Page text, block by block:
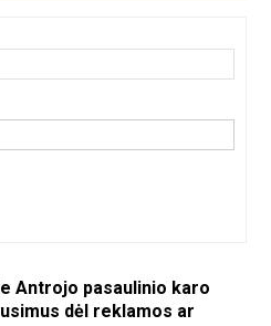
Antrojo pasaulinio karo
dėl reklamos ar